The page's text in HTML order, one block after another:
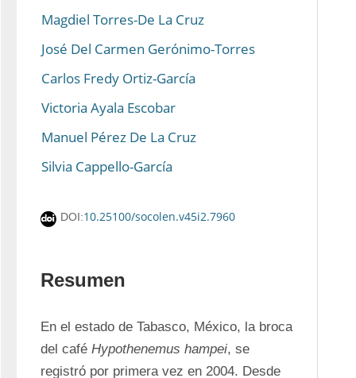
Magdiel Torres-De La Cruz
José Del Carmen Gerónimo-Torres
Carlos Fredy Ortiz-García
Victoria Ayala Escobar
Manuel Pérez De La Cruz
Silvia Cappello-García
DOI:10.25100/socolen.v45i2.7960
Resumen
En el estado de Tabasco, México, la broca
del café Hypothenemus hampei, se
registró por primera vez en 2004. Desde